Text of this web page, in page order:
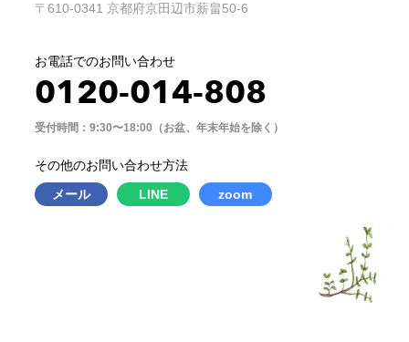
〒610-0341 京都府京田辺市薪畠50-6
お電話でのお問い合わせ
0120-014-808
受付時間：9:30〜18:00（お盆、年末年始を除く）
その他のお問い合わせ方法
メール
LINE zoom